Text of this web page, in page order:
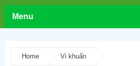
Menu
Home Vi khuẩn